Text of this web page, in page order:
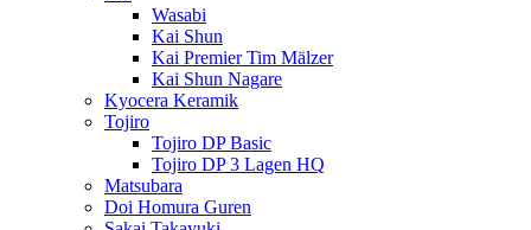
Wasabi
Kai Shun
Kai Premier Tim Mälzer
Kai Shun Nagare
Kyocera Keramik
Tojiro
Tojiro DP Basic
Tojiro DP 3 Lagen HQ
Matsubara
Doi Homura Guren